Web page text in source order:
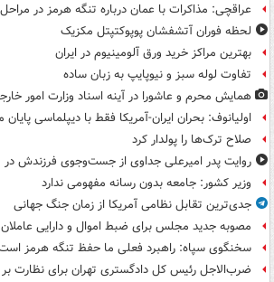
عراقچی: مذاکرات با عمان درباره تنگه هرمز در
لحظه فوران آتشفشان پوپوکتپتل مکزیک
بهترین مراکز خرید ورق آلومینیوم در ایران
تفاوت لوله سبز و نیوپایپ به زبان ساده
همایش محرم و عاشورا در آینه اسناد وزارت امور
اولیانوف: بحران ایران-آمریکا فقط با دیپلماسی پایان
صلاح ترک‌ها را پولدار کرد
روایت پدر امیرعلی جداوی از جست‌وجوی فرزندش در
وزیر کشور: جامعه بدون رسانه مفهومی ندارد
جدی‌ترین تقابل نظامی آمریکا از زمان جنگ جهانی
مصوبه جدید مجلس برای ضبط اموال و دارایی عاملان
سخنگوی سپاه: راهبرد فعلی ما حفظ تنگه هرمز
ضرب‌الاجل رئیس کل دادگستری تهران برای نظارت